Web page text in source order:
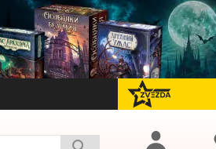
перейти на Zvezda